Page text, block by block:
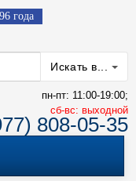
года
Искать в...
пн-пт: 11:00-19:00;
cб-вс: выходной
808-05-35